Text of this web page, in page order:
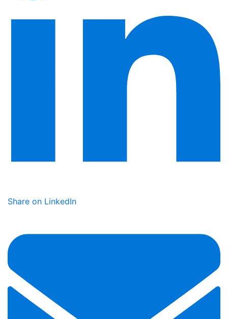
Share on LinkedIn